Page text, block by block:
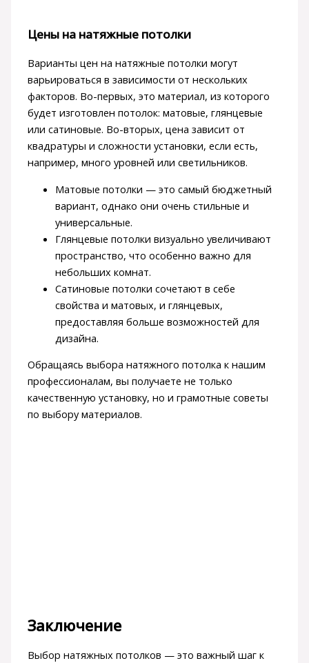
Цены на натяжные потолки
Варианты цен на натяжные потолки могут
варьироваться в зависимости от нескольких
факторов. Во-первых, это материал, из которого
будет изготовлен потолок: матовые, глянцевые
или сатиновые. Во-вторых, цена зависит от
квадратуры и сложности установки, если есть,
например, много уровней или светильников.
Матовые потолки — это самый бюджетный
вариант, однако они очень стильные и
универсальные.
Глянцевые потолки визуально увеличивают
пространство, что особенно важно для
небольших комнат.
Сатиновые потолки сочетают в себе
свойства и матовых, и глянцевых,
предоставляя больше возможностей для
дизайна.
Обращаясь выбора натяжного потолка к нашим
профессионалам, вы получаете не только
качественную установку, но и грамотные советы
по выбору материалов.
Заключение
Выбор натяжных потолков — это важный шаг к